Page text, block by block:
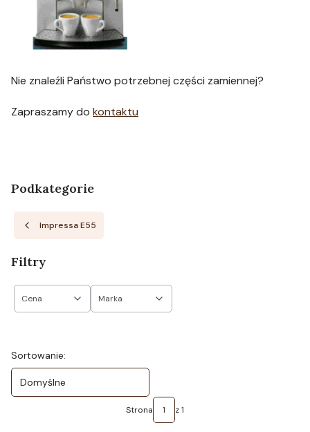
Nie znaleźli Państwo potrzebnej części zamiennej?
Zapraszamy do kontaktu
Podkategorie
Impressa E55
Filtry
Cena Marka
Lista produktów
Sortowanie:
Domyślne
Strona z 1